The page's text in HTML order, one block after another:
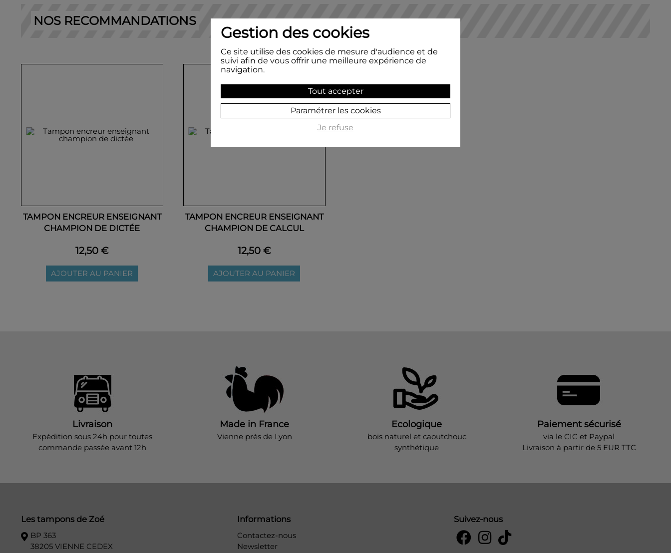
NOS RECOMMANDATIONS
TAMPON ENCREUR ENSEIGNANT
CHAMPION DE DICTÉE
12,50 €
AJOUTER AU PANIER
TAMPON ENCREUR ENSEIGNANT
CHAMPION DE CALCUL
12,50 €
AJOUTER AU PANIER
Livraison
Expédition sous 24h pour toutes
commande passée avant 12h
Made in France
Vienne près de Lyon
Ecologique
bois naturel et caoutchouc
synthétique
Paiement sécurisé
via le CIC et Paypal
Livraison à partir de 5 EUR TTC
Les tampons de Zoé
BP 363
38205 VIENNE CEDEX
Informations
Contactez-nous
Newsletter
Suivez-nous
Gestion des cookies
Ce site utilise des cookies de mesure d'audience et de
suivi afin de vous offrir une meilleure expérience de
navigation.
Tout accepter
Paramétrer les cookies
Je refuse